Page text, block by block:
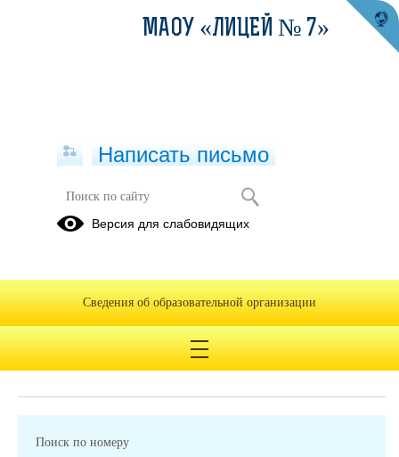
Обращения граждан
режиме при подаче обращения через электронную форму. Номер
указывали при подаче обращения в электронной форме.
Поиск по номеру
МАОУ «ЛИЦЕЙ № 7»
Написать письмо
Версия для слабовидящих
Сведения об образовательной организации